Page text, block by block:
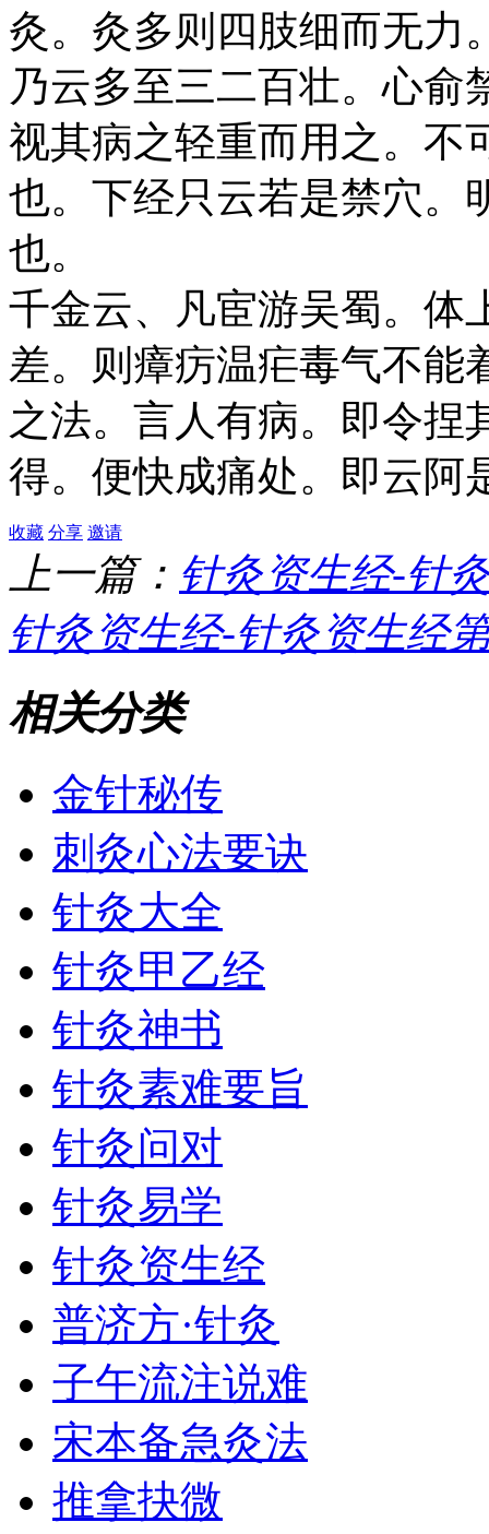
灸。灸多则四肢细而无力
乃云多至三二百壮。心俞
视其病之轻重而用之。不
也。下经只云若是禁穴。
也。
千金云、凡宦游吴蜀。体
差。则瘴疠温疟毒气不能
之法。言人有病。即令捏
得。便快成痛处。即云阿
收藏 分享 邀请
上一篇： 针灸资生经-针
针灸资生经-针灸资生经
相关分类
金针秘传
刺灸心法要诀
针灸大全
针灸甲乙经
针灸神书
针灸素难要旨
针灸问对
针灸易学
针灸资生经
普济方·针灸
子午流注说难
宋本备急灸法
推拿抉微